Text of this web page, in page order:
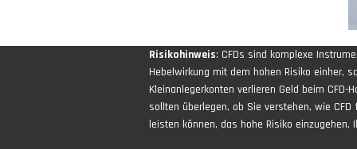
Risikohinweis: CFDs sind komplexe
Hebelwirkung mit dem hohen Risiko einher,
Kleinanlegerkonten verlieren Geld beim
sollten überlegen, ob Sie verstehen, wie
leisten können, das hohe Risiko einzugehen,